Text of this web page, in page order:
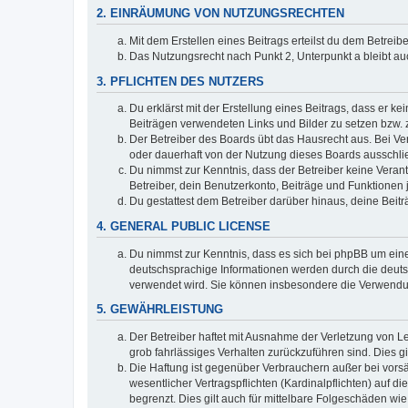
2. EINRÄUMUNG VON NUTZUNGSRECHTEN
Mit dem Erstellen eines Beitrags erteilst du dem
Das Nutzungsrecht nach Punkt 2, Unterpunkt a bleibt
3. PFLICHTEN DES NUTZERS
Du erklärst mit der Erstellung eines Beitrags, dass er
Beiträgen verwendeten Links und Bilder zu setzen bzw.
Der Betreiber des Boards übt das Hausrecht aus. Bei
oder dauerhaft von der Nutzung dieses Boards
Du nimmst zur Kenntnis, dass der Betreiber keine
Betreiber, dein Benutzerkonto, Beiträge und
Du gestattest dem Betreiber darüber hinaus, deine
4. GENERAL PUBLIC LICENSE
Du nimmst zur Kenntnis, dass es sich bei phpBB um
deutschsprachige Informationen werden durch die
verwendet wird. Sie können insbesondere die
5. GEWÄHRLEISTUNG
Der Betreiber haftet mit Ausnahme der Verletzung von
grob fahrlässiges Verhalten zurückzuführen sind. Dies
Die Haftung ist gegenüber Verbrauchern außer bei
wesentlicher Vertragspflichten (Kardinalpflichten) auf
begrenzt. Dies gilt auch für mittelbare Folgeschäden